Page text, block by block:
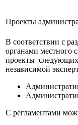
Проекты
В соответствии с
органами местного
проекты следующих
независимой
С регламентами